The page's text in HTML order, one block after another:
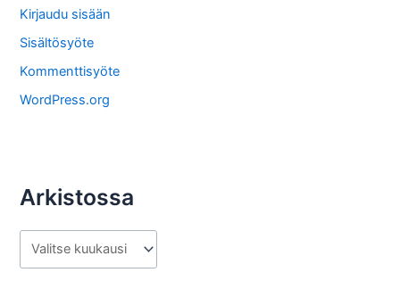
o
s
t
a
Kirjaudu sisään
Sisältösyöte
Kommenttisyöte
WordPress.org
Arkistossa
r